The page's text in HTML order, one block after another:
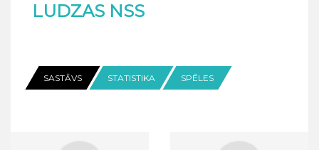
LUDZAS NSS
SASTĀVS STATISTIKA SPĒLES